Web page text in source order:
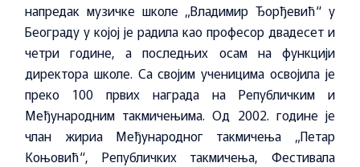
напредак музичке школе „Владимир Ђорђевић“ у
Београду у којој је радила као професор двадесет и
четри године, а последњих осам на функцији
директора школе. Са својим ученицима освојила је
преко 100 првих награда на Републичким и
Међународним такмичењима. Од 2002. године је
члан жириа Међународног такмичења „Петар
Коњовић“, Републичких такмичења, Фестивала